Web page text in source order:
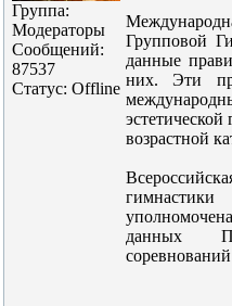
Группа:
Модераторы
Сообщений:
87537
Статус: Offline
Групповой
данные
них. Эти
возрастной
данных